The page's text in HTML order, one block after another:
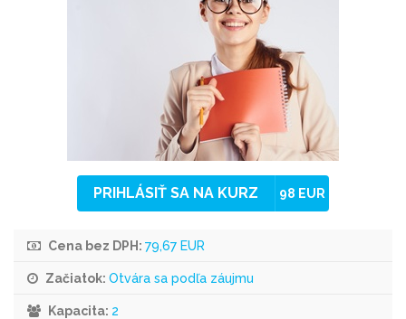
PRIHLÁSIŤ SA NA KURZ 98 EUR
Cena bez DPH: 79,67 EUR
Začiatok: Otvára sa podľa záujmu
Kapacita: 2